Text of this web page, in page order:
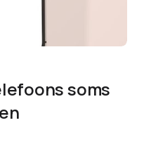
soms